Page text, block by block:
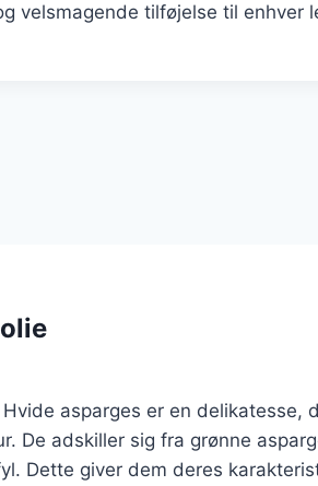
velsmagende tilføjelse til enhver
asparges er en delikatesse,
De adskiller sig fra grønne
Dette giver dem deres